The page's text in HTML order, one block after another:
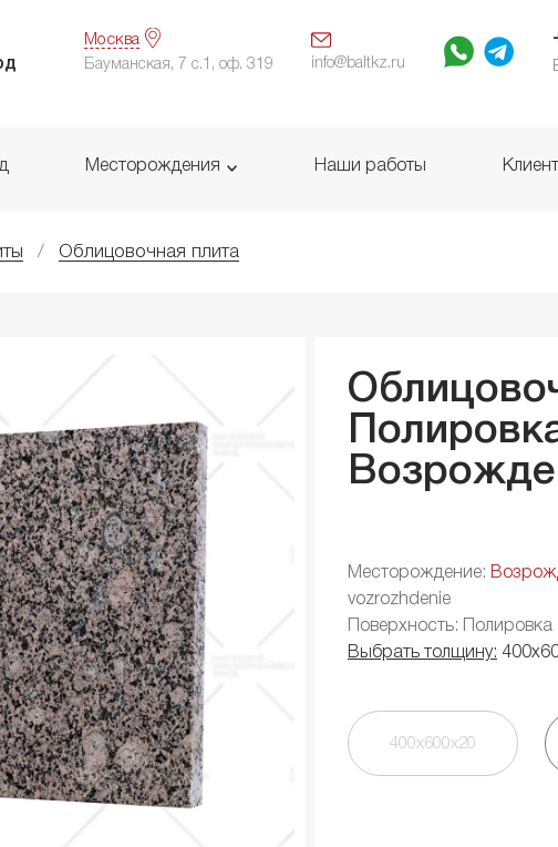
Москва
Бауманская, 7 с.1, оф. 319 info@baltkz.ru
Месторождения Наши работы
Облицовочная плита
Месторождение:
vozrozhdenie
Поверхность: Полировка
Выбрать толщину:
400х600х20